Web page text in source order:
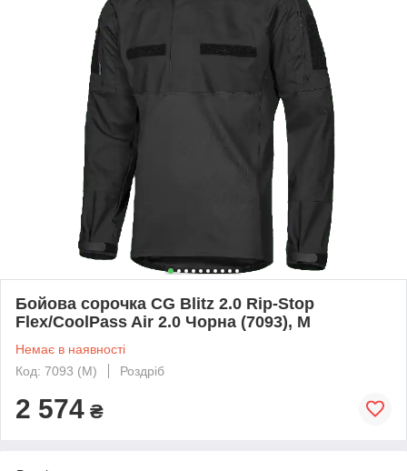
Бойова сорочка CG Blitz 2.0 Rip-Stop
Flex/CoolPass Air 2.0 Чорна (7093), M
Немає в наявності
Код: 7093 (M)
Роздріб
2 574 ₴